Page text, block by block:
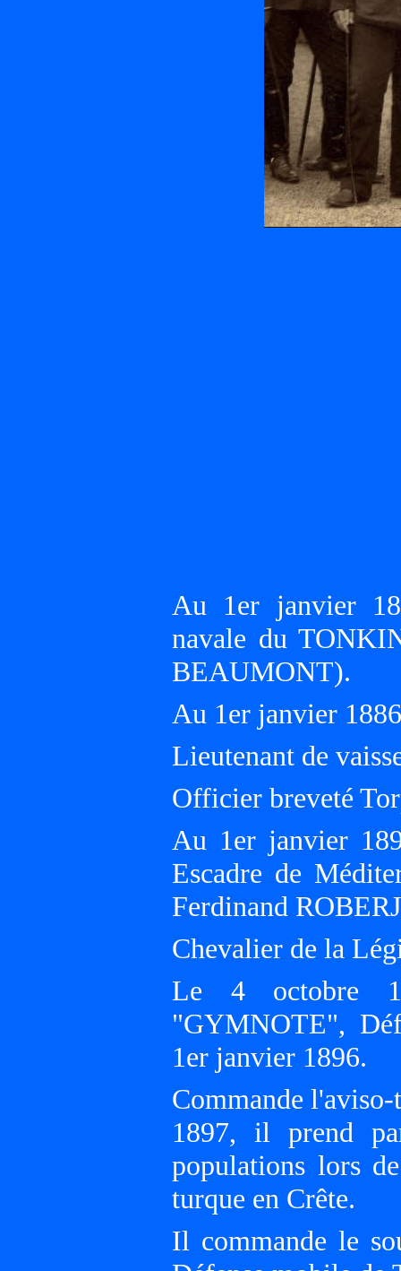
Au 1er janvier
navale du
BEAUMONT).
Au 1er janvier
Lieutenant de
Officier breveté
Au 1er janvier
Escadre de
Ferdinand
Chevalier de la
Le 4 octobre
"GYMNOTE",
1er janvier 1896.
Commande
1897, il prend
populations lors
turque en Crête.
Il commande le